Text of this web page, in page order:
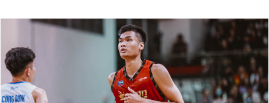
Tiện ích Bạn cần biết
Thông tin tòa soạn Liên hệ quảng cáo